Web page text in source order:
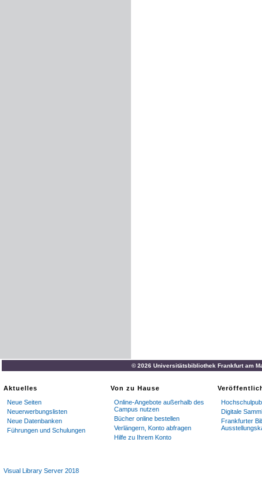
© 2026 Universitätsbibliothek Frankfurt am
Aktuelles
Neue Seiten
Neuerwerbungslisten
Neue Datenbanken
Führungen und Schulungen
Von zu Hause
Online-Angebote außerhalb des
Campus nutzen
Bücher online bestellen
Verlängern, Konto abfragen
Hilfe zu Ihrem Konto
Digitale
Frankfurter
Visual Library Server 2018